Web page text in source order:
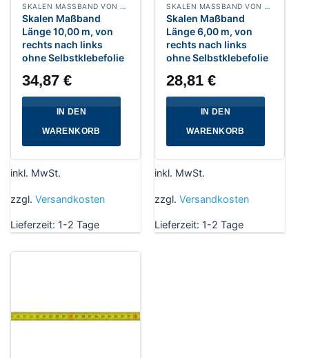
Skalen Maßband
Länge 10,00 m, von
rechts nach links
ohne Selbstklebefolie
34,87€
IN DEN
WARENKORB
inkl. MwSt.
zzgl. Versandkosten
Lieferzeit: 1-2 Tage
Skalen Maßband
Länge 6,00 m, von
rechts nach links
ohne Selbstklebefolie
28,81€
IN DEN
WARENKORB
inkl. MwSt.
zzgl. Versandkosten
Lieferzeit: 1-2 Tage